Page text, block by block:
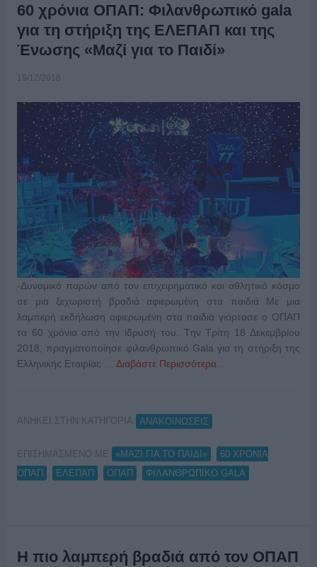
60 χρόνια ΟΠΑΠ: Φιλανθρωπικό gala
για τη στήριξη της ΕΛΕΠΑΠ και της
Ένωσης «Μαζί για το Παιδί»
19/12/2018
-Δυναμικό παρών από τον επιχειρηματικό και αθλητικό κόσμο
σε μια ξεχωριστή βραδιά αφιερωμένη στα παιδιά Με μια
λαμπερή εκδήλωση αφιερωμένη στα παιδιά γιόρτασε ο ΟΠΑΠ
τα 60 χρόνια από την ίδρυσή του. Tην Τρίτη 18 Δεκεμβρίου
2018, πραγματοποίησε φιλανθρωπικό Gala για τη στήριξη της
Ελληνικής Εταιρίας … Διαβάστε Περισσότερα...
ΑΝΗΚΕΙ ΣΤΗΝ ΚΑΤΗΓΟΡΙΑ: ΑΝΑΚΟΙΝΩΣΕΙΣ
ΕΠΙΣΗΜΑΣΜΕΝΟ ΜΕ: «ΜΑΖΙ ΓΙΑ ΤΟ ΠΑΙΔΙ»
60 ΧΡΟΝΙΑ
ΟΠΑΠ
ΕΛΕΠΑΠ ΟΠΑΠ ΦΙΛΑΝΘΡΩΠΙΚΟ GALA
Η πιο λαμπερή βραδιά από τον ΟΠΑΠ